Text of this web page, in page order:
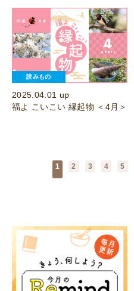
読みもの
2025.04.01 up
福よ こいこい 縁起物 ＜4月＞
1 2 3 4 5